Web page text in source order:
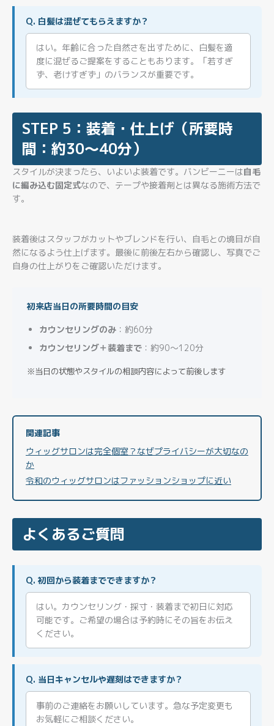
Q. 白髪は混ぜてもらえますか？
はい。年齢に合った自然さを出すために、白髪を適
度に混ぜるご提案をすることもあります。「若すぎ
ず、老けすぎず」のバランスが重要です。
STEP 5：装着・仕上げ（所要時
間：約30〜40分）
スタイルが決まったら、いよいよ装着です。バンビーニーは自毛
に編み込む固定式なので、テープや接着剤とは異なる施術方法で
す。
装着後はスタッフがカットやブレンドを行い、自毛との境目が自
然になるよう仕上げます。最後に前後左右から確認し、写真でご
自身の仕上がりをご確認いただけます。
初来店当日の所要時間の目安
カウンセリングのみ ：約60分
カウンセリング＋装着まで ：約90〜120分
※当日の状態やスタイルの相談内容によって前後します
関連記事
ウィッグサロンは完全個室？なぜプライバシーが大切なの
か
令和のウィッグサロンはファッションショップに近い
よくあるご質問
Q. 初回から装着までできますか？
はい。カウンセリング・採寸・装着まで初日に対応
可能です。ご希望の場合は予約時にその旨をお伝え
ください。
Q. 当日キャンセルや遅刻はできますか？
事前のご連絡をお願いしています。急な予定変更も
お気軽にご相談ください。